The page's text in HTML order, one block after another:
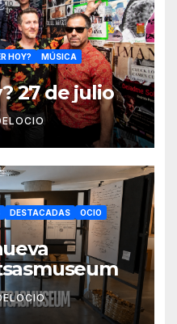
HOY?
MÚSICA
27 de julio
DESTACADAS
OCIO